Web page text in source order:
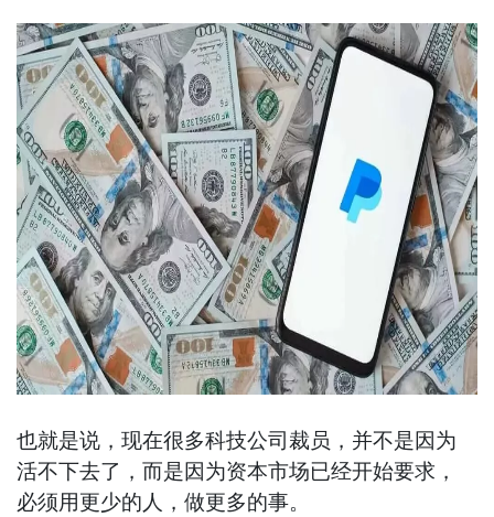
也就是说，现在很多科技公司裁员，并不是因为
活不下去了，而是因为资本市场已经开始要求，
必须用更少的人，做更多的事。